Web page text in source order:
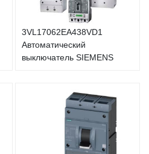
3VL17062EA438VD1
Автоматический
выключатель SIEMENS